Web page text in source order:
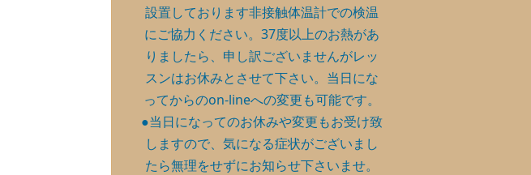
設置しております非接触体温計での検温
にご協力ください。37度以上のお熱があ
りましたら、申し訳ございませんがレッ
スンはお休みとさせて下さい。当日にな
ってからのon-lineへの変更も可能です。
●当日になってのお休みや変更もお受け致
しますので、気になる症状がございまし
たら無理をせずにお知らせ下さいませ。